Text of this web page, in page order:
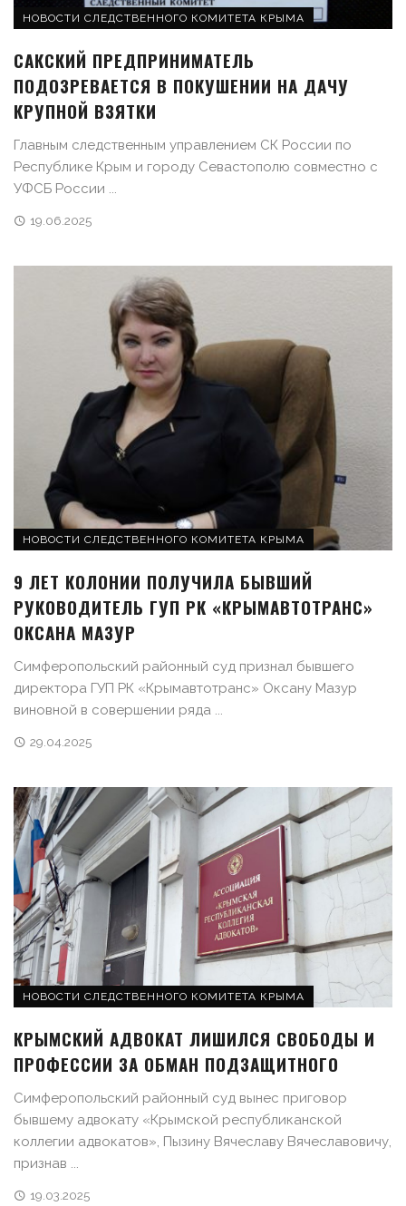
НОВОСТИ СЛЕДСТВЕННОГО КОМИТЕТА КРЫМА
САКСКИЙ ПРЕДПРИНИМАТЕЛЬ
ПОДОЗРЕВАЕТСЯ В ПОКУШЕНИИ НА ДАЧУ
КРУПНОЙ ВЗЯТКИ
Главным следственным управлением СК России по
Республике Крым и городу Севастополю совместно с
УФСБ России ...
19.06.2025
НОВОСТИ СЛЕДСТВЕННОГО КОМИТЕТА КРЫМА
9 ЛЕТ КОЛОНИИ ПОЛУЧИЛА БЫВШИЙ
РУКОВОДИТЕЛЬ ГУП РК «КРЫМАВТОТРАНС»
ОКСАНА МАЗУР
Симферопольский районный суд признал бывшего
директора ГУП РК «Крымавтотранс» Оксану Мазур
виновной в совершении ряда ...
29.04.2025
НОВОСТИ СЛЕДСТВЕННОГО КОМИТЕТА КРЫМА
КРЫМСКИЙ АДВОКАТ ЛИШИЛСЯ СВОБОДЫ И
ПРОФЕССИИ ЗА ОБМАН ПОДЗАЩИТНОГО
Симферопольский районный суд вынес приговор
бывшему адвокату «Крымской республиканской
коллегии адвокатов», Пызину Вячеславу Вячеславовичу,
признав ...
19.03.2025